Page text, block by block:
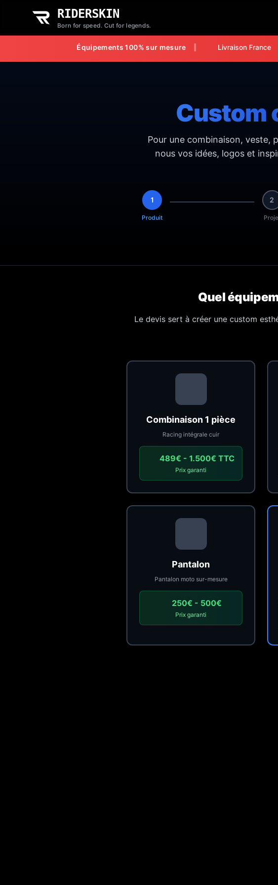
RIDERSKIN
Born for speed. Cut for legends.
Équipements 100% sur mesure Livraison France
Custom
Pour une combinaison, veste,
nous vos idées, logos et
1
Produit
2
Quel
Le devis sert à créer une custom
Combinaison 1 pièce
Racing intégrale cuir
489€ - 1.500€ TTC
Prix garanti
Pantalon
Pantalon moto sur-mesure
250€ - 500€
Prix garanti